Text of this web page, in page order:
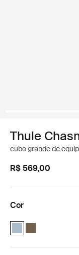
Thule
cubo grande de
R$ 569,00
Cor
Thule Chasm large
Thule Chasm